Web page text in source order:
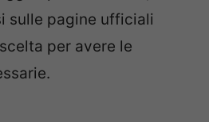
sulle pagine ufficiali
per avere le